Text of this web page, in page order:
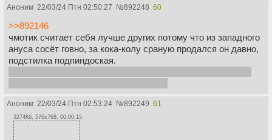
Аноним 22/03/24 Птн 02:50:27 №892248 60
>>892146
чмотик считает себя лучше других потому что из западного
ануса сосёт говно, за кока-колу сраную продался он давно,
подстилка подпиндоская.
Аноним 22/03/24 Птн 02:53:24 №892249 61
3274Кб, 576x768, 00:00:15